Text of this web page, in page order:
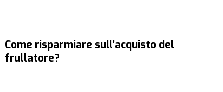
Come risparmiare sull’acquisto del
frullatore?